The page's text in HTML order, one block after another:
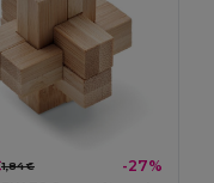
1,84 € -27%